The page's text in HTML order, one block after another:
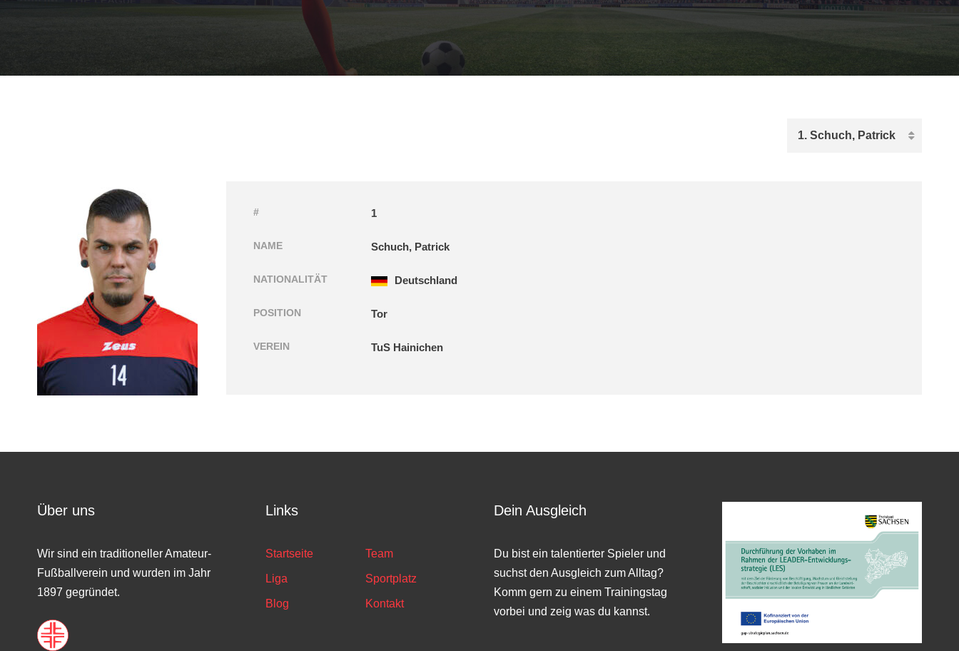
# 1
NAME Schuch, Patrick
NATIONALITÄT Deutschland
POSITION Tor
VEREIN TuS Hainichen
Über uns
Wir sind ein traditioneller Amateur-
Fußballverein und wurden im Jahr
1897 gegründet.
Links
Startseite Team
Liga Sportplatz
Blog Kontakt
Dein Ausgleich
Du bist ein talentierter Spieler und
suchst den Ausgleich zum Alltag?
Komm gern zu einem Trainingstag
vorbei und zeig was du kannst.